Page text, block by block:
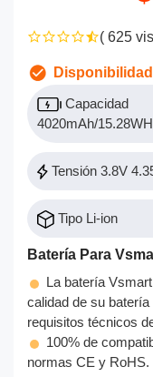
( 625
Capacidad
4020mAh/15.28WH
Tensión 3.8V
Tipo Li-ion
Batería Para
La batería
calidad de su
requisitos técnicos
100% de
normas CE y RoHS.